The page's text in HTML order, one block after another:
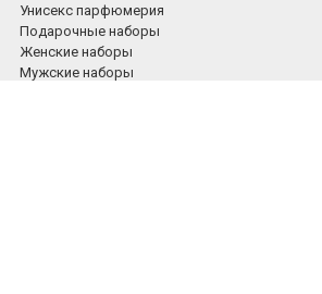
Унисекс парфюмерия
Подарочные наборы
Женские наборы
Мужские наборы